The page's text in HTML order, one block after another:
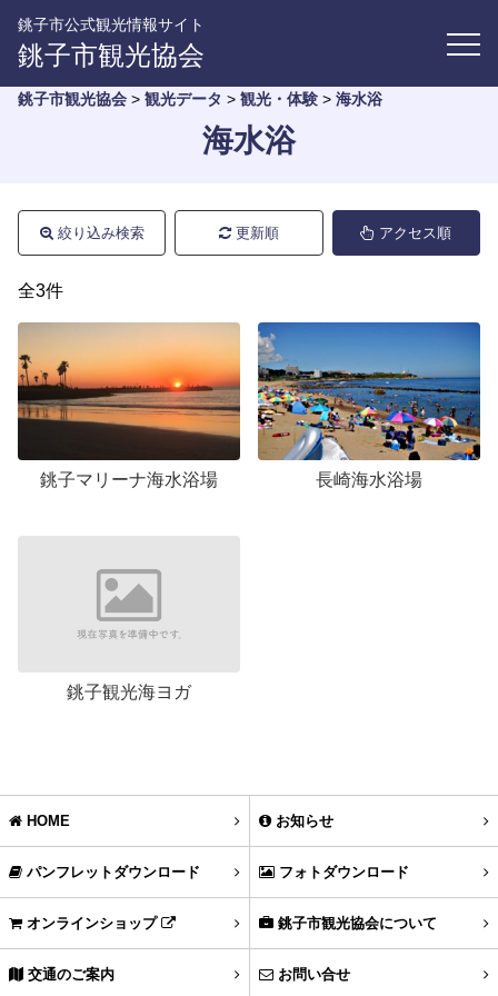
銚子市公式観光情報サイト
銚子市観光協会
銚子市観光協会 > 観光データ > 観光・体験 > 海水浴
海水浴
絞り込み検索 更新順 アクセス順
全3件
銚子マリーナ海水浴場 長崎海水浴場
銚子観光海ヨガ
HOME お知らせ
パンフレットダウンロード フォトダウンロード
オンラインショップ 銚子市観光協会について
交通のご案内 お問い合せ